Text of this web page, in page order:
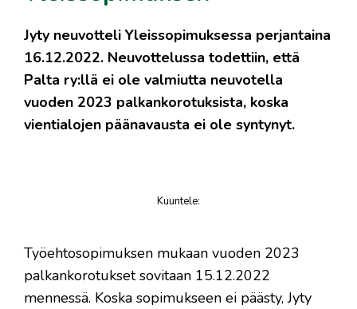
Jyty neuvotteli Yleissopimuksessa perjantaina
16.12.2022. Neuvottelussa todettiin, että
Palta ry:llä ei ole valmiutta neuvotella
vuoden 2023 palkankorotuksista, koska
vientialojen päänavausta ei ole syntynyt.
Kuuntele:
Työehtosopimuksen mukaan vuoden 2023
palkankorotukset sovitaan 15.12.2022
mennessä. Koska sopimukseen ei päästy, Jyty